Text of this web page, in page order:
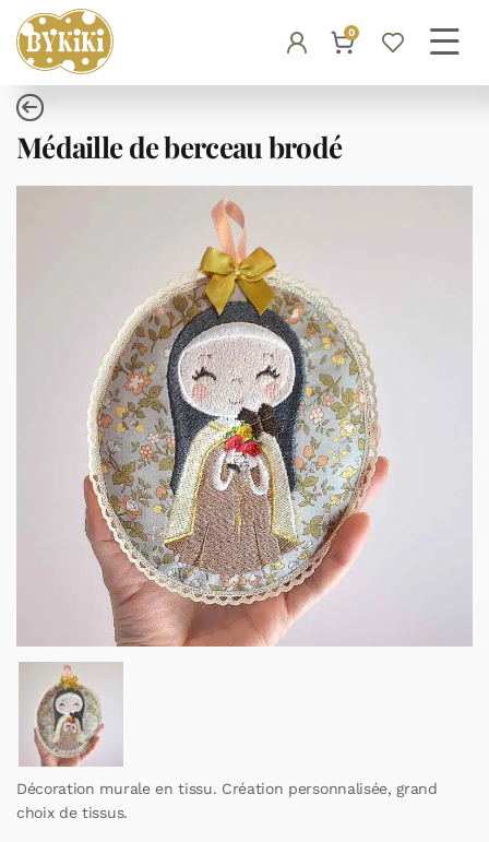
0
Médaille de berceau brodé
Décoration murale en tissu. Création personnalisée, grand
choix de tissus.